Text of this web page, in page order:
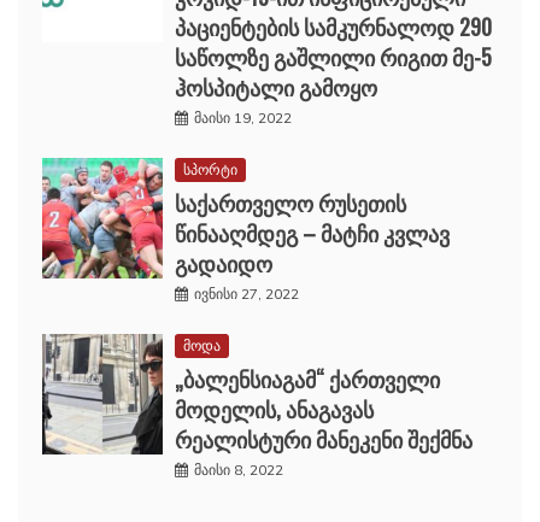
პაციენტების სამკურნალოდ 290
საწოლზე გაშლილი რიგით მე-5
ჰოსპიტალი გამოყო
მაისი 19, 2022
სპორტი
საქართველო რუსეთის
წინააღმდეგ – მატჩი კვლავ
გადაიდო
ივნისი 27, 2022
მოდა
„ბალენსიაგამ“ ქართველი
მოდელის, ანაგავას
რეალისტური მანეკენი შექმნა
მაისი 8, 2022